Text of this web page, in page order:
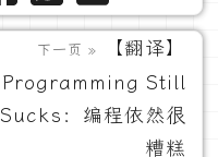
下一页 »
【翻译】
Programming Still
Sucks：编程依然很
糟糕